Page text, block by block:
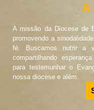
A
A missão da Diocese de
promovendo a
fé. Buscamos nutrir a
compartilhando
para testemunhar o
nossa diocese e além.